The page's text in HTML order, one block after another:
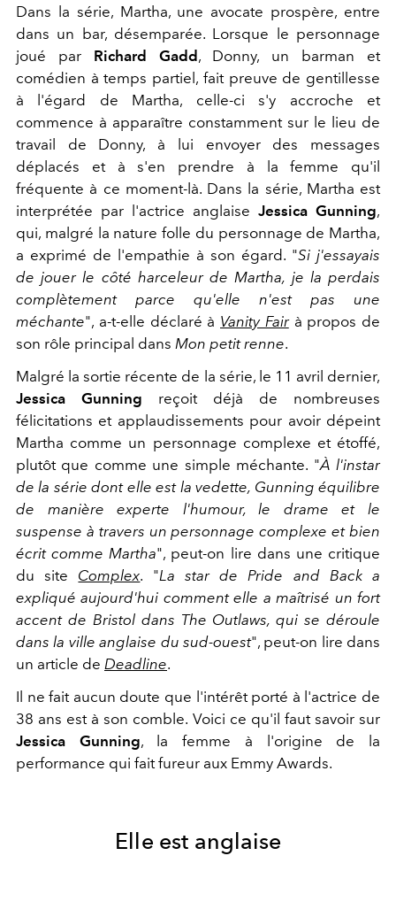
Dans la série, Martha, une avocate prospère, entre
dans un bar, désemparée. Lorsque le personnage
joué par Richard Gadd , Donny, un barman et
comédien à temps partiel, fait preuve de gentillesse
à l'égard de Martha, celle-ci s'y accroche et
commence à apparaître constamment sur le lieu de
travail de Donny, à lui envoyer des messages
déplacés et à s'en prendre à la femme qu'il
fréquente à ce moment-là. Dans la série, Martha est
interprétée par l'actrice anglaise Jessica Gunning,
qui, malgré la nature folle du personnage de Martha,
a exprimé de l'empathie à son égard. "Si j'essayais
de jouer le côté harceleur de Martha, je la perdais
complètement parce qu'elle n'est pas une
méchante", a-t-elle déclaré à Vanity Fairà propos de
son rôle principal dans Mon petit renne.
Malgré la sortie récente de la série, le 11 avril dernier,
Jessica Gunning reçoit déjà de nombreuses
félicitations et applaudissements pour avoir dépeint
Martha comme un personnage complexe et étoffé,
plutôt que comme une simple méchante. "À l'instar
de la série dont elle est la vedette, Gunning équilibre
de manière experte l'humour, le drame et le
suspense à travers un personnage complexe et bien
écrit comme Martha", peut-on lire dans une critique
du site Complex. "La star de Pride and Back a
expliqué aujourd'hui comment elle a maîtrisé un fort
accent de Bristol dans The Outlaws, qui se déroule
dans la ville anglaise du sud-ouest", peut-on lire dans
un article de Deadline.
Il ne fait aucun doute que l'intérêt porté à l'actrice de
38 ans est à son comble. Voici ce qu'il faut savoir sur
Jessica Gunning, la femme à l'origine de la
performance qui fait fureur aux Emmy Awards.
Elle est anglaise